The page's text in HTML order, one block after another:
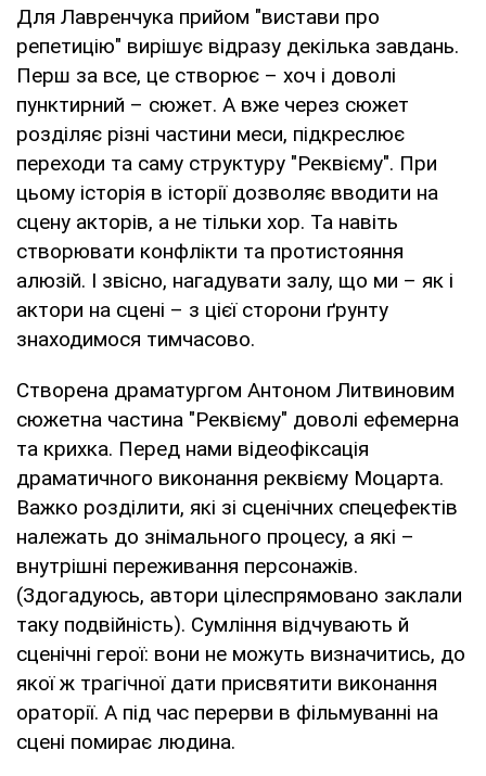
Для Лавренчука прийом "вистави про
репетицію" вирішує відразу декілька завдань.
Перш за все, це створює – хоч і доволі
пунктирний – сюжет. А вже через сюжет
розділяє різні частини меси, підкреслює
переходи та саму структуру "Реквієму". При
цьому історія в історії дозволяє вводити на
сцену акторів, а не тільки хор. Та навіть
створювати конфлікти та протистояння
алюзій. І звісно, нагадувати залу, що ми – як і
актори на сцені – з цієї сторони ґрунту
знаходимося тимчасово.
Створена драматургом Антоном Литвиновим
сюжетна частина "Реквієму" доволі ефемерна
та крихка. Перед нами відеофіксація
драматичного виконання реквієму Моцарта.
Важко розділити, які зі сценічних спецефектів
належать до знімального процесу, а які –
внутрішні переживання персонажів.
(Здогадуюсь, автори цілеспрямовано заклали
таку подвійність). Сумління відчувають й
сценічні герої: вони не можуть визначитись, до
якої ж трагічної дати присвятити виконання
ораторії. А під час перерви в фільмуванні на
сцені помирає людина.